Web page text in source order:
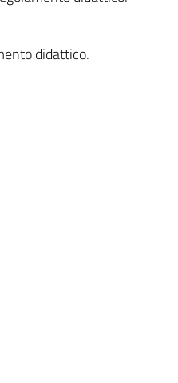
didattico.